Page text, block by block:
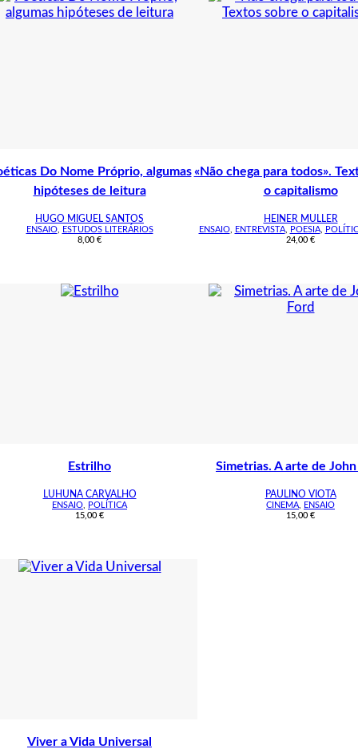
Do Nome Próprio, algumas
hipóteses de leitura
HUGO MIGUEL SANTOS
ENSAIO,
ESTUDOS LITERÁRIOS
8,00 €
«Não chega para todos».
o capitalismo
HEINER MULLER
ENSAIO, ENTREVISTA, POESIA,
24,00 €
Estrilho
LUHUNA CARVALHO
ENSAIO
POLÍTICA
15,00 €
Simetrias. A arte de
PAULINO VIOTA
CINEMA
ENSAIO
15,00 €
Viver a Vida Universal